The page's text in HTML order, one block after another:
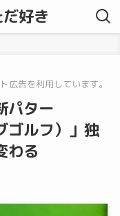
好き
広告を利用しています。
パター
ゴルフ）」独
わる